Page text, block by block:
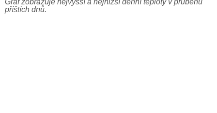
Graf zobrazuje nejvyšší a nejnižší denní teploty v průběhu
příštích dnů.